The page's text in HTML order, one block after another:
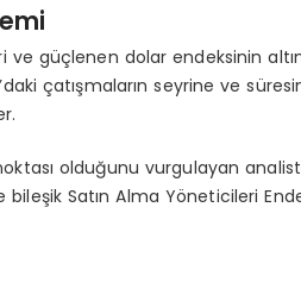
güçlenen dolar endeksinin
çatışmaların seyrine ve
olduğunu vurgulayan
Satın Alma Yöneticileri